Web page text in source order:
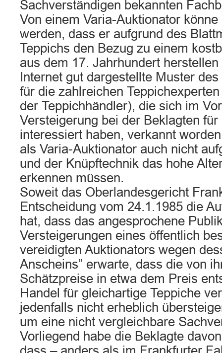
Sachverständigen bekannten
Von einem Varia-Auktionator
werden, dass er aufgrund des
Teppichs den Bezug zu einem
aus dem 17. Jahrhundert
Internet gut dargestellte Muster
für die zahlreichen
der Teppichhändler), die sich im
Versteigerung bei der Beklagten für
interessiert haben, verkannt
als Varia-Auktionator auch nicht
und der Knüpftechnik das hohe
erkennen müssen.
Soweit das Oberlandesgericht
Entscheidung vom 24.1.1985 die
hat, dass das angesprochene
Versteigerungen eines öffentlich
vereidigten Auktionators wegen
Anscheins” erwarte, dass die von
Schätzpreise in etwa dem Preis
Handel für gleichartige Teppiche
jedenfalls nicht erheblich
um eine nicht vergleichbare
Vorliegend habe die Beklagte